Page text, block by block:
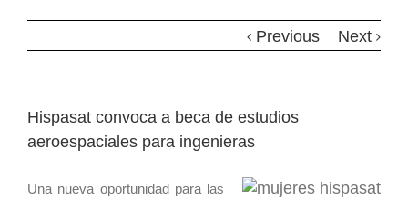
Previous Next
Hispasat convoca a beca de estudios
aeroespaciales para ingenieras
Una nueva oportunidad para las